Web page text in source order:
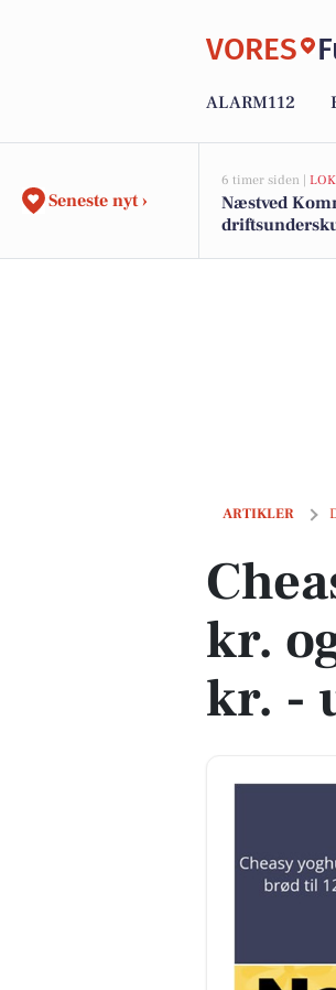
VORES
ALARM112
Seneste nyt ›
6 timer siden |
Næstved
ARTIKLER
Cheasy
kr.
kr. -